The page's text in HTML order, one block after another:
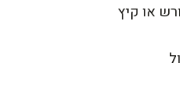
או קיץ